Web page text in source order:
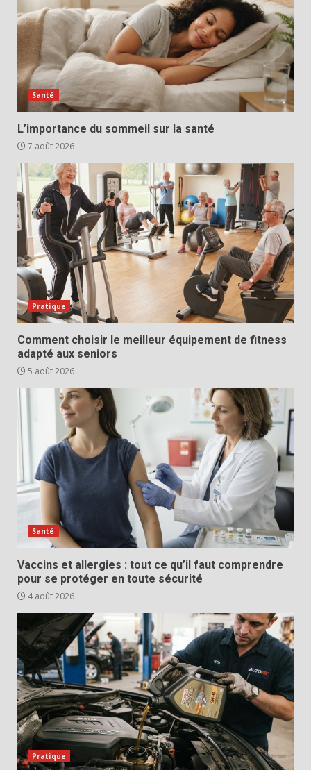
Santé
L’importance du sommeil sur la santé
7 août 2026
Pratique
Comment choisir le meilleur équipement de fitness
adapté aux seniors
5 août 2026
Santé
Vaccins et allergies : tout ce qu’il faut comprendre
pour se protéger en toute sécurité
4 août 2026
Pratique